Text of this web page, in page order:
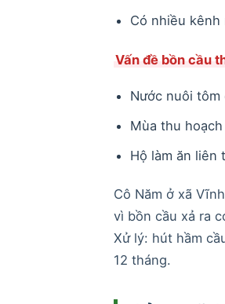
Có nhiều kênh
Vấn đề bồn cầu
Nước nuôi
Mùa thu
Hộ làm ăn liên
Cô Năm ở xã
vì bồn cầu xả ra
Xử lý: hút hầm
12 tháng.